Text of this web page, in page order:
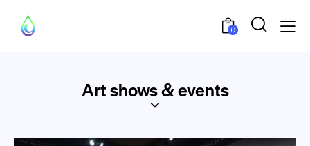
0
Art shows & events